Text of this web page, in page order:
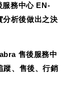
服務中心EN-
分析後做出之決
售後服務中
蹤、售後、行銷